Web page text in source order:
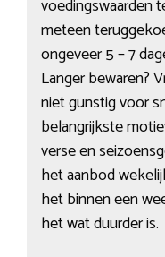
voedingswaarden
meteen
ongeveer 5 – 7
Langer bewaren?
niet gunstig voor
belangrijkste
verse en
het aanbod
het binnen een
het wat duurder is.